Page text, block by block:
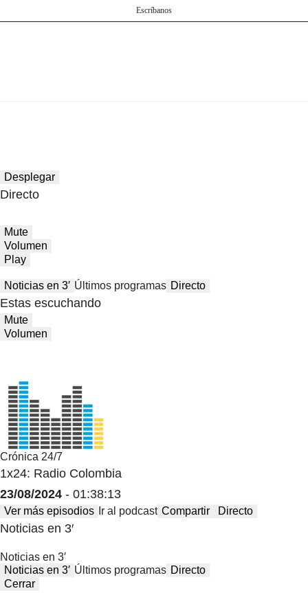
Escríbanos
Desplegar
Directo
Mute
Volumen
Play
Noticias en 3′ Últimos programas Directo
Estas escuchando
Mute
Volumen
Crónica 24/7
1x24: Radio Colombia
23/08/2024 - 01:38:13
Ver más episodios Ir al podcast Compartir Directo
Noticias en 3′
Noticias en 3′
Noticias en 3′ Últimos programas Directo
Cerrar